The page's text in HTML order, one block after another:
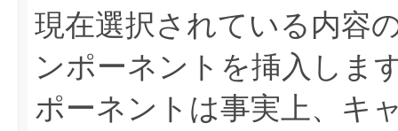
現在選択されている内容
ンポーネントを挿入しま
ポーネントは事実上、キ